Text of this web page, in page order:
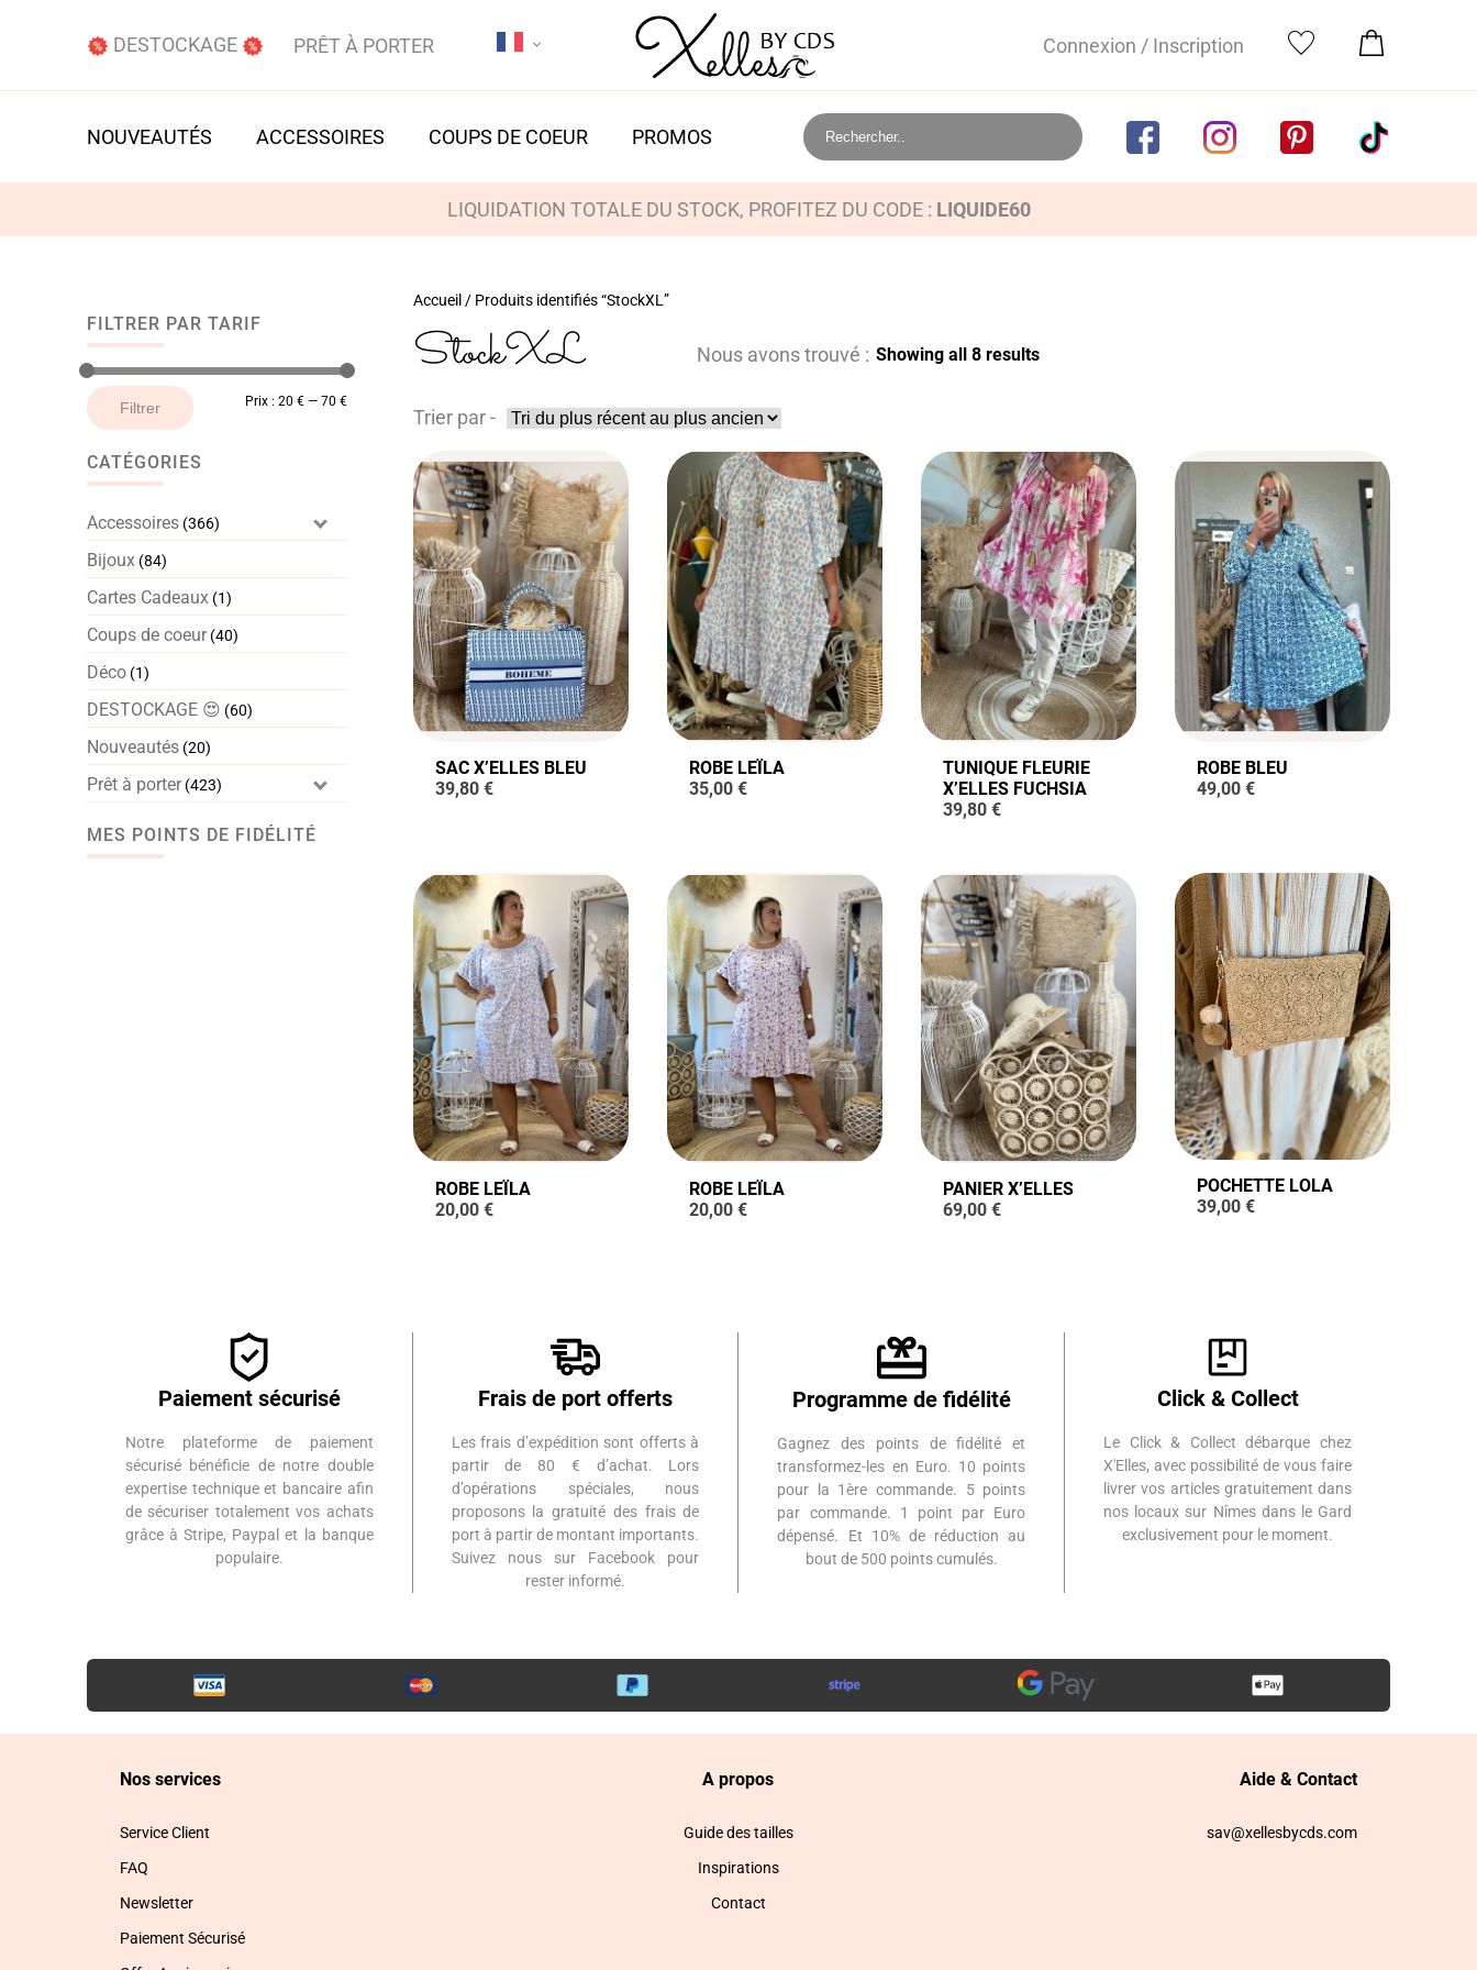
DESTOCKAGE PRÊT À PORTER Connexion / Inscription
NOUVEAUTÉS ACCESSOIRES COUPS DE COEUR PROMOS
LIQUIDATION TOTALE DU STOCK, PROFITEZ DU CODE : LIQUIDE60
FILTRER PAR TARIF
Prix
Prix
Filtrer Prix :20 € —70 €
CATÉGORIES
Accessoires (366)
Bijoux (84)
Cartes Cadeaux (1)
Coups de coeur (40)
Déco (1)
DESTOCKAGE 😍 (60)
Nouveautés (20)
Prêt à porter (423)
MES POINTS DE FIDÉLITÉ
Accueil / Produits identifiés “StockXL”
StockXL Nous avons trouvé : Showing all 8 results
Trier par -
SAC X’ELLES BLEU
39,80 €
ROBE LEÏLA
35,00 €
TUNIQUE FLEURIE
X’ELLES FUCHSIA
39,80 €
ROBE BLEU
49,00 €
ROBE LEÏLA
20,00 €
ROBE LEÏLA
20,00 €
PANIER X’ELLES
69,00 €
POCHETTE LOLA
39,00 €
Paiement sécurisé
Notre plateforme de paiement
sécurisé bénéficie de notre double
expertise technique et bancaire afin
de sécuriser totalement vos achats
grâce à Stripe, Paypal et la banque
populaire.
Frais de port offerts
Les frais d’expédition sont offerts à
partir de 80 € d’achat. Lors
d’opérations spéciales, nous
proposons la gratuité des frais de
port à partir de montant importants.
Suivez nous sur Facebook pour
rester informé.
Programme de fidélité
Gagnez des points de fidélité et
transformez-les en Euro. 10 points
pour la 1ère commande. 5 points
par commande. 1 point par Euro
dépensé. Et 10% de réduction au
bout de 500 points cumulés.
Click & Collect
Le Click & Collect débarque chez
X'Elles, avec possibilité de vous faire
livrer vos articles gratuitement dans
nos locaux sur Nîmes dans le Gard
exclusivement pour le moment.
Nos services
Service Client
FAQ
Newsletter
Paiement Sécurisé
A propos
Guide des tailles
Inspirations
Contact
Aide & Contact
sav@xellesbycds.com